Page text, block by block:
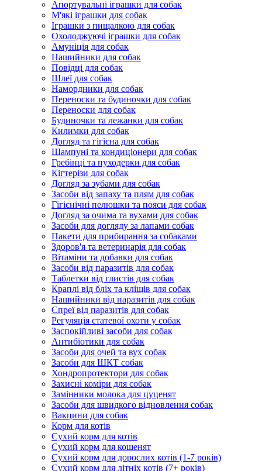
Апортувальні іграшки для собак
М'які іграшки для собак
Іграшки з пищалкою для собак
Охолоджуючі іграшки для собак
Амуніція для собак
Нашийники для собак
Повідці для собак
Шлеї для собак
Намордники для собак
Переноски та будиночки для собак
Переноски для собак
Будиночки та лежанки для собак
Килимки для собак
Догляд та гігієна для собак
Шампуні та кондиціонери для собак
Гребінці та пуходерки для собак
Кігтерізи для собак
Догляд за зубами для собак
Засоби від запаху та плям для собак
Гігієнічні пелюшки та пояси для собак
Догляд за очима та вухами для собак
Засоби для догляду за лапами собак
Пакети для прибирання за собаками
Здоров'я та ветеринарія для собак
Вітаміни та добавки для собак
Засоби від паразитів для собак
Таблетки від глистів для собак
Краплі від бліх та кліщів для собак
Нашийники від паразитів для собак
Спреї від паразитів для собак
Регуляція статевої охоти у собак
Заспокійливі засоби для собак
Антибіотики для собак
Засоби для очей та вух собак
Засоби для ШКТ собак
Хондропротектори для собак
Захисні коміри для собак
Замінники молока для цуценят
Засоби для швидкого відновлення собак
Вакцини для собак
Корм для котів
Сухий корм для котів
Сухий корм для кошенят
Сухий корм для дорослих котів (1-7 років)
Сухий корм для літніх котів (7+ років)